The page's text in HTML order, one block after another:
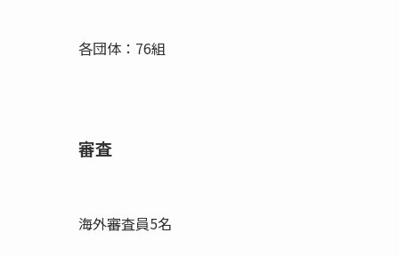
各団体：76組
審査
海外審査員5名